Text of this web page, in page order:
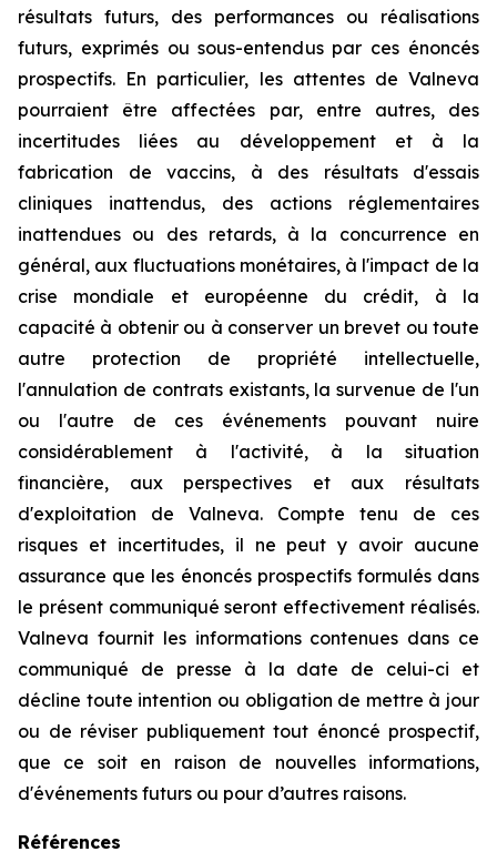
résultats futurs, des performances ou réalisations
futurs, exprimés ou sous-entendus par ces énoncés
prospectifs. En particulier, les attentes de Valneva
pourraient être affectées par, entre autres, des
incertitudes liées au développement et à la
fabrication de vaccins, à des résultats d'essais
cliniques inattendus, des actions réglementaires
inattendues ou des retards, à la concurrence en
général, aux fluctuations monétaires, à l'impact de la
crise mondiale et européenne du crédit, à la
capacité à obtenir ou à conserver un brevet ou toute
autre protection de propriété intellectuelle,
l'annulation de contrats existants, la survenue de l'un
ou l'autre de ces événements pouvant nuire
considérablement à l'activité, à la situation
financière, aux perspectives et aux résultats
d'exploitation de Valneva. Compte tenu de ces
risques et incertitudes, il ne peut y avoir aucune
assurance que les énoncés prospectifs formulés dans
le présent communiqué seront effectivement réalisés.
Valneva fournit les informations contenues dans ce
communiqué de presse à la date de celui-ci et
décline toute intention ou obligation de mettre à jour
ou de réviser publiquement tout énoncé prospectif,
que ce soit en raison de nouvelles informations,
d'événements futurs ou pour d’autres raisons.
Références